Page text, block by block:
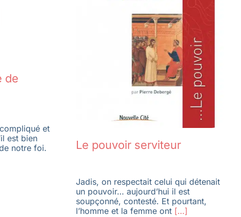
de
et
est bien
notre foi.
Le pouvoir serviteur
Jadis, on respectait celui qui détenait
un pouvoir… aujourd’hui il est
soupçonné, contesté. Et pourtant,
l’homme et la femme ont[…]